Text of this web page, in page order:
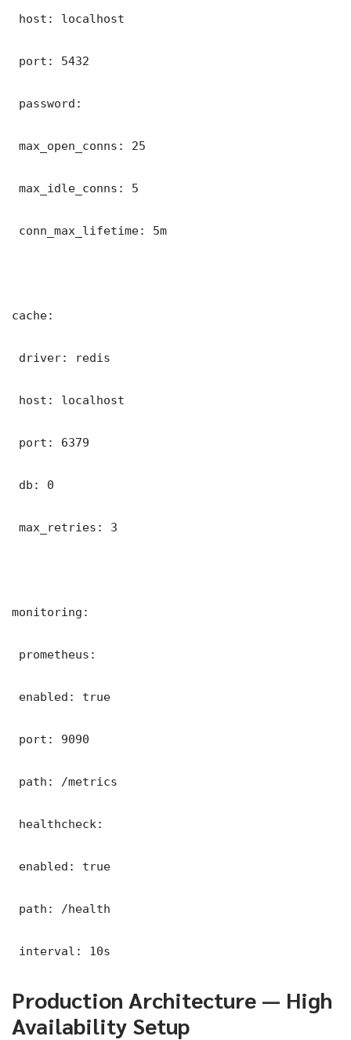
host: localhost
port: 5432
password:
max_open_conns: 25
max_idle_conns: 5
conn_max_lifetime: 5m
cache:
driver: redis
host: localhost
port: 6379
db: 0
max_retries: 3
monitoring:
prometheus:
enabled: true
port: 9090
path: /metrics
healthcheck:
enabled: true
path: /health
interval: 10s
Production Architecture — High
Availability Setup